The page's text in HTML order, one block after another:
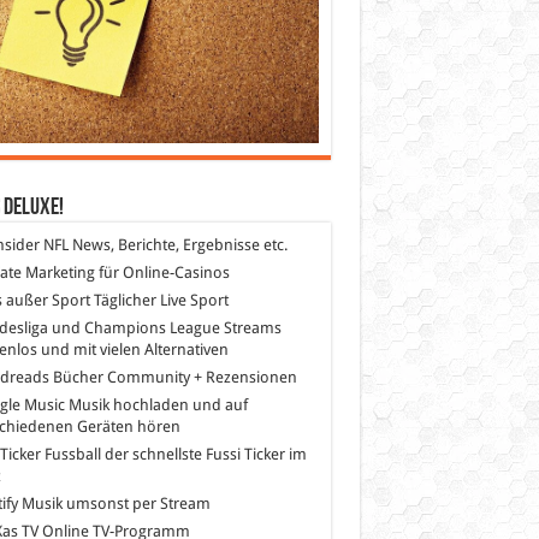
NFL News, Berichte, Ergebnisse etc.
Marketingfür Online-Casinos
außer SportTäglicher Live Sport
und Champions League Streams
und mit vielen Alternativen
Bücher Community + Rezensionen
MusicMusik hochladen und auf
Geräten hören
Fussball
der schnellste Fussi Ticker im
Musik umsonst per Stream
TVOnline TV-Programm